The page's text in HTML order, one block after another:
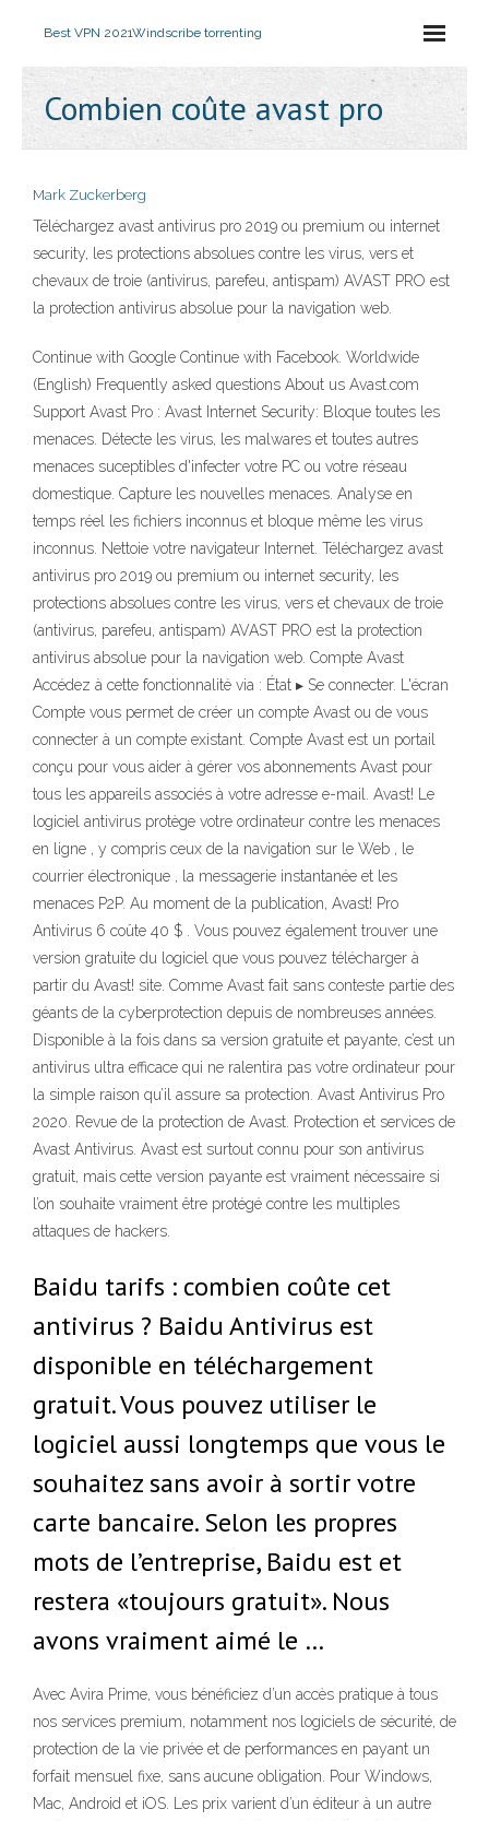
Best VPN 2021Windscribe torrenting
Combien coûte avast pro
Mark Zuckerberg
Téléchargez avast antivirus pro 2019 ou premium ou internet
security, les protections absolues contre les virus, vers et
chevaux de troie (antivirus, parefeu, antispam) AVAST PRO est
la protection antivirus absolue pour la navigation web.
Continue with Google Continue with Facebook. Worldwide
(English) Frequently asked questions About us Avast.com
Support Avast Pro : Avast Internet Security: Bloque toutes les
menaces. Détecte les virus, les malwares et toutes autres
menaces suceptibles d'infecter votre PC ou votre réseau
domestique. Capture les nouvelles menaces. Analyse en
temps réel les fichiers inconnus et bloque même les virus
inconnus. Nettoie votre navigateur Internet. Téléchargez avast
antivirus pro 2019 ou premium ou internet security, les
protections absolues contre les virus, vers et chevaux de troie
(antivirus, parefeu, antispam) AVAST PRO est la protection
antivirus absolue pour la navigation web. Compte Avast
Accédez à cette fonctionnalité via : État ▸ Se connecter. L'écran
Compte vous permet de créer un compte Avast ou de vous
connecter à un compte existant. Compte Avast est un portail
conçu pour vous aider à gérer vos abonnements Avast pour
tous les appareils associés à votre adresse e-mail. Avast! Le
logiciel antivirus protège votre ordinateur contre les menaces
en ligne , y compris ceux de la navigation sur le Web , le
courrier électronique , la messagerie instantanée et les
menaces P2P. Au moment de la publication, Avast! Pro
Antivirus 6 coûte 40 $ . Vous pouvez également trouver une
version gratuite du logiciel que vous pouvez télécharger à
partir du Avast! site. Comme Avast fait sans conteste partie des
géants de la cyberprotection depuis de nombreuses années.
Disponible à la fois dans sa version gratuite et payante, c’est un
antivirus ultra efficace qui ne ralentira pas votre ordinateur pour
la simple raison qu’il assure sa protection. Avast Antivirus Pro
2020. Revue de la protection de Avast. Protection et services de
Avast Antivirus. Avast est surtout connu pour son antivirus
gratuit, mais cette version payante est vraiment nécessaire si
l’on souhaite vraiment être protégé contre les multiples
attaques de hackers.
Baidu tarifs : combien coûte cet
antivirus ? Baidu Antivirus est
disponible en téléchargement
gratuit. Vous pouvez utiliser le
logiciel aussi longtemps que vous le
souhaitez sans avoir à sortir votre
carte bancaire. Selon les propres
mots de l’entreprise, Baidu est et
restera «toujours gratuit». Nous
avons vraiment aimé le …
Avec Avira Prime, vous bénéficiez d’un accès pratique à tous
nos services premium, notamment nos logiciels de sécurité, de
protection de la vie privée et de performances en payant un
forfait mensuel fixe, sans aucune obligation. Pour Windows,
Mac, Android et iOS. Les prix varient d’un éditeur à un autre